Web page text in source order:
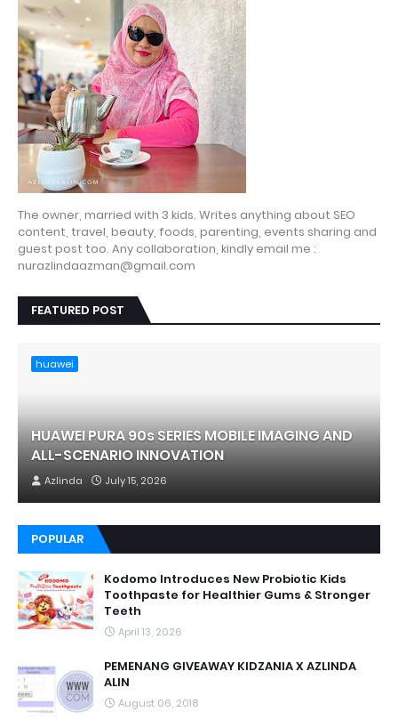
The owner, married with 3 kids. Writes anything about SEO
content, travel, beauty, foods, parenting, events sharing and
guest post too. Any collaboration, kindly email me :
nurazlindaazman@gmail.com
FEATURED POST
huawei
HUAWEI PURA 90s SERIES MOBILE IMAGING AND
ALL-SCENARIO INNOVATION
Azlinda July 15, 2026
POPULAR
Kodomo Introduces New Probiotic Kids
Toothpaste for Healthier Gums & Stronger
Teeth
April 13, 2026
PEMENANG GIVEAWAY KIDZANIA X AZLINDA
ALIN
August 06, 2018